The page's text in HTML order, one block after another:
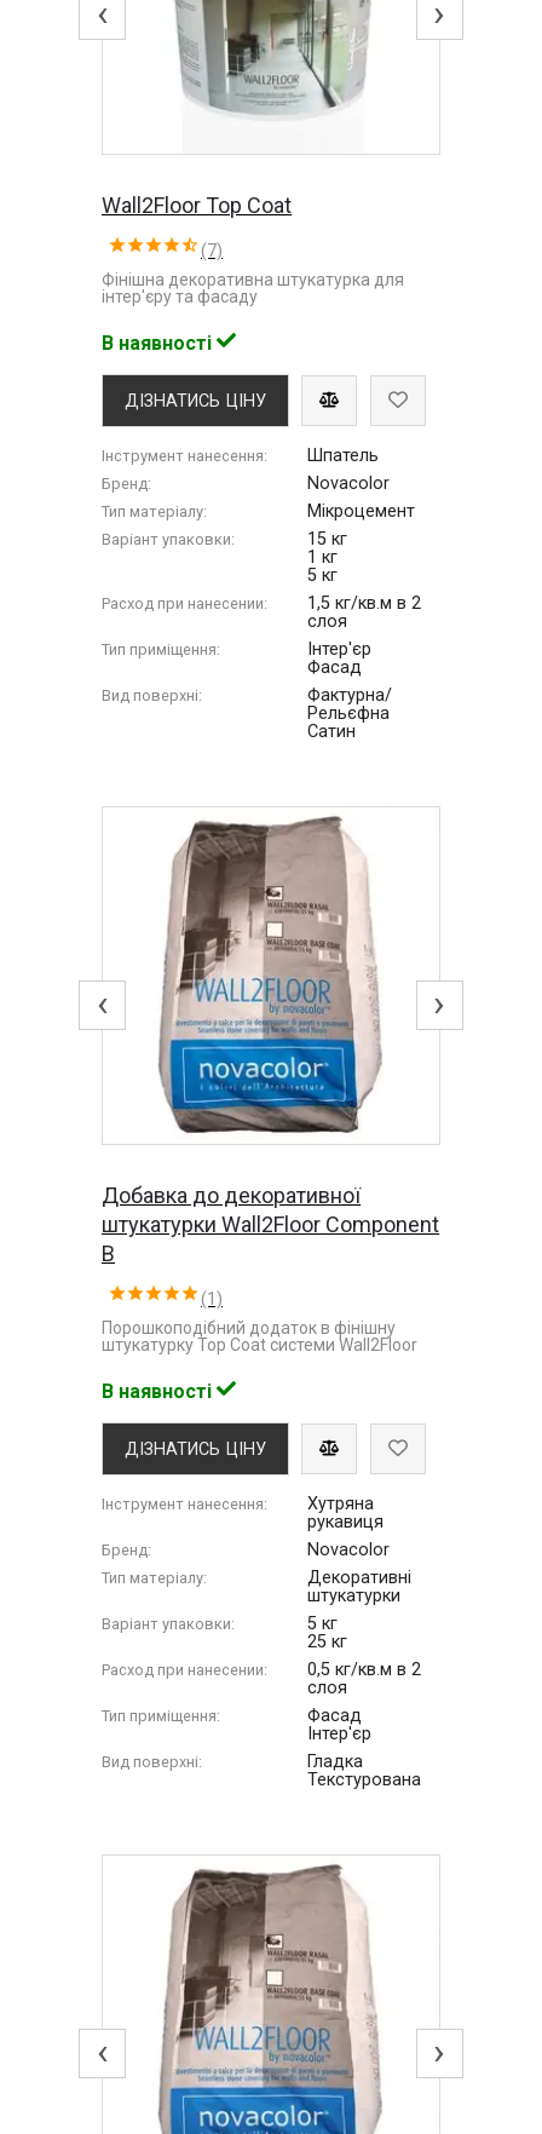
‹ ›
Wall2Floor Top Coat
(7)
Фінішна декоративна штукатурка для
інтер'єру та фасаду
В наявності
ДІЗНАТИСЬ ЦІНУ
Інструмент нанесення: Шпатель
Бренд: Novacolor
Тип матеріалу: Мікроцемент
Варіант упаковки:
15 кг
1 кг
5 кг
Расход при нанесении:
1,5 кг/кв.м в 2
слоя
Тип приміщення:
Інтер'єр
Фасад
Вид поверхні:
Фактурна/
Рельєфна
Сатин
‹ ›
Добавка до декоративної
штукатурки Wall2Floor Component
B
(1)
Порошкоподібний додаток в фінішну
штукатурку Top Coat системи Wall2Floor
В наявності
ДІЗНАТИСЬ ЦІНУ
Інструмент нанесення:
Хутряна
рукавиця
Бренд: Novacolor
Тип матеріалу:
Декоративні
штукатурки
Варіант упаковки:
5 кг
25 кг
Расход при нанесении:
0,5 кг/кв.м в 2
слоя
Тип приміщення:
Фасад
Інтер'єр
Вид поверхні:
Гладка
Текстурована
‹ ›